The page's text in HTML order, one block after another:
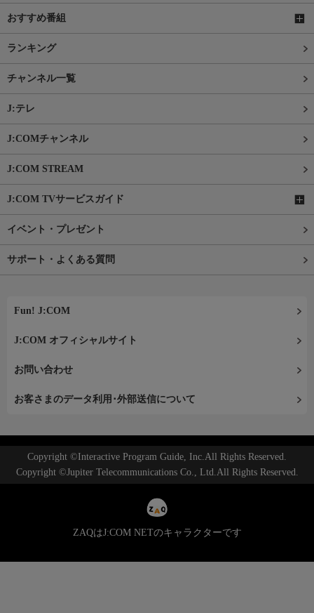
おすすめ番組
ランキング
チャンネル一覧
J:テレ
J:COMチャンネル
J:COM STREAM
J:COM TVサービスガイド
イベント・プレゼント
サポート・よくある質問
Fun! J:COM
J:COM オフィシャルサイト
お問い合わせ
お客さまのデータ利用･外部送信について
Copyright ©Interactive Program Guide, Inc.All Rights Reserved.
Copyright ©Jupiter Telecommunications Co., Ltd.All Rights Reserved.
ZAQはJ:COM NETのキャラクターです